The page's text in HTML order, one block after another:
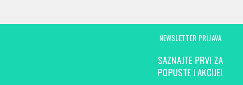
NEWSLETTER PRIJAVA
SAZNAJTE PRVI ZA
POPUSTE I AKCIJE!